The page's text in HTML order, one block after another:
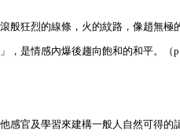
般狂烈的線條，火的紋路，像趙無極
是情感內爆後趨向飽和的和平。（
感官及學習來建構一般人自然可得的